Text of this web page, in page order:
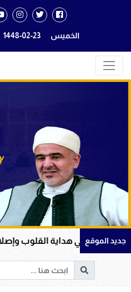
الخميس 1448-02-23
جديد الموقع
القلوب وإصلاح المجتمعات